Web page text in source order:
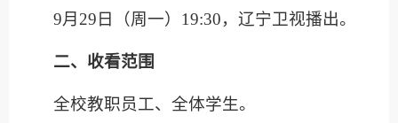
9月29日（周一）19:30，辽宁卫视播出。
二、收看范围
全校教职员工、全体学生。